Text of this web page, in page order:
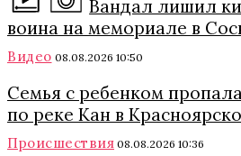
Вандал лишил
воина на мемориале в
Видео 08.08.2026 10:50
Семья с ребенком
по реке Кан в
Происшествия 08.08.2026 10:36